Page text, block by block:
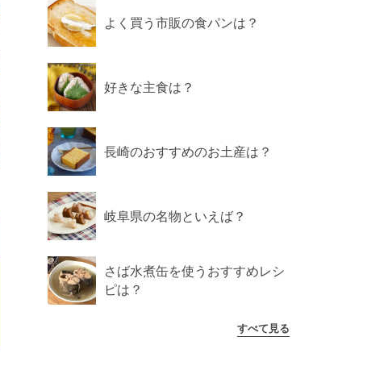
よく買う市販の食パンは？
好きな主食は？
長崎のおすすめのお土産は？
岐阜県の名物といえば？
さば水煮缶を使うおすすめレシ
ピは？
すべて見る